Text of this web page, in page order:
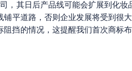
，其日后产品线可能会扩展到化妆
铺平道路，否则企业发展将受到很
挡的情况，这提醒我们首次商标